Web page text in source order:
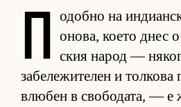
П о­добно на
оно­ва, ко­ето днес
с­кия на­род —
за­бе­ле­жи­те­лен и тол­кова
влю­бен в сво­бо­да­та, — е